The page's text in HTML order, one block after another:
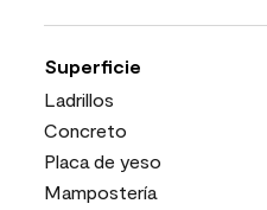
Superficie
Ladrillos
Concreto
Placa de yeso
Mampostería